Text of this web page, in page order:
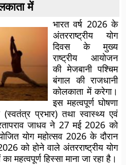
में
भारत वर्ष 2026 के
अंतरराष्ट्रीय योग
दिवस के मुख्य
राष्ट्रीय आयोजन
की मेजबानी पश्चिम
बंगाल की राजधानी
कोलकाता में करेगा।
इस महत्वपूर्ण घोषणा
प्रभार) तथा स्वास्थ्य एवं
जाधव ने 27 मई 2026 को
योग महोत्सव 2026 के दौरान
को होने वाले अंतरराष्ट्रीय योग
महत्वपूर्ण हिस्सा माना जा रहा है।